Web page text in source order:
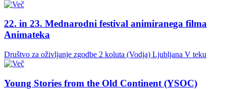
22. in 23. Mednarodni festival animiranega filma
Animateka
Društvo za oživljanje zgodbe 2 koluta (Vodja) Ljubljana V teku
Young Stories from the Old Continent (YSOC)